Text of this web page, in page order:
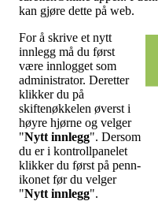
kan gjøre dette på web.
For å skrive et nytt
innlegg må du først
være innlogget som
administrator. Deretter
klikker du på
skiftenøkkelen øverst i
høyre hjørne og velger
"Nytt innlegg". Dersom
du er i kontrollpanelet
klikker du først på penn-
ikonet før du velger
"Nytt innlegg".